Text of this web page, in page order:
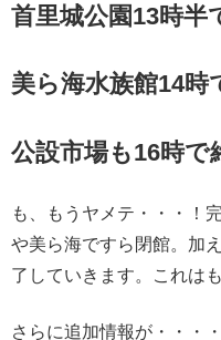
首里城公園13時半
美ら海水族館14時
公設市場も16時で
も、もうヤメテ・・・！
や美ら海ですら閉館。加
了していきます。これは
さらに追加情報が・・・・